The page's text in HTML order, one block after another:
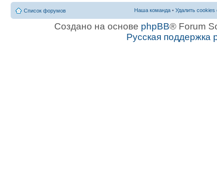
Список форумов Наша команда • Удалить
Создано на основе phpBB® Forum
Русская поддержка